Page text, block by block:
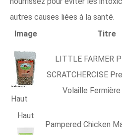
autres causes liées à la santé.
Image
Titre
Haut
LITTLE FARMER
SCRATCHERCISE
Volaille
Haut
Pampered Chicken